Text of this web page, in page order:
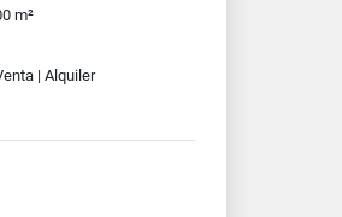
m²
| Alquiler